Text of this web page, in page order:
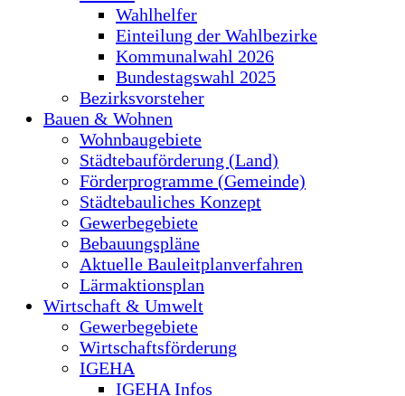
Wahlhelfer
Einteilung der Wahlbezirke
Kommunalwahl 2026
Bundestagswahl 2025
Bezirksvorsteher
Bauen & Wohnen
Wohnbaugebiete
Städtebauförderung (Land)
Förderprogramme (Gemeinde)
Städtebauliches Konzept
Gewerbegebiete
Bebauungspläne
Aktuelle Bauleitplanverfahren
Lärmaktionsplan
Wirtschaft & Umwelt
Gewerbegebiete
Wirtschaftsförderung
IGEHA
IGEHA Infos